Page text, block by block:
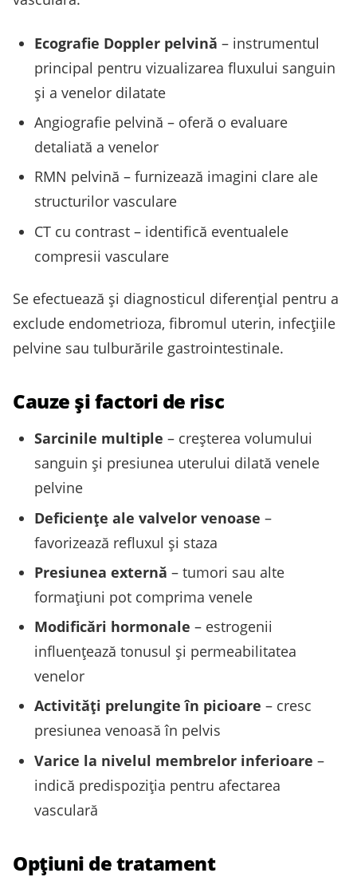
Ecografie Doppler pelvină – instrumentul
principal pentru vizualizarea fluxului sanguin
și a venelor dilatate
Angiografie pelvină – oferă o evaluare
detaliată a venelor
RMN pelvină – furnizează imagini clare ale
structurilor vasculare
CT cu contrast – identifică eventualele
compresii vasculare
Se efectuează și diagnosticul diferențial pentru a
exclude endometrioza, fibromul uterin, infecţiile
pelvine sau tulburările gastrointestinale.
Cauze și factori de risc
Sarcinile multiple – creşterea volumului
sanguin şi presiunea uterului dilată venele
pelvine
Deficienţe ale valvelor venoase –
favorizează refluxul şi staza
Presiunea externă – tumori sau alte
formaţiuni pot comprima venele
Modificări hormonale – estrogenii
influenţează tonusul și permeabilitatea
venelor
Activităţi prelungite în picioare – cresc
presiunea venoasă în pelvis
Varice la nivelul membrelor inferioare –
indică predispoziţia pentru afectarea
vasculară
Opţiuni de tratament